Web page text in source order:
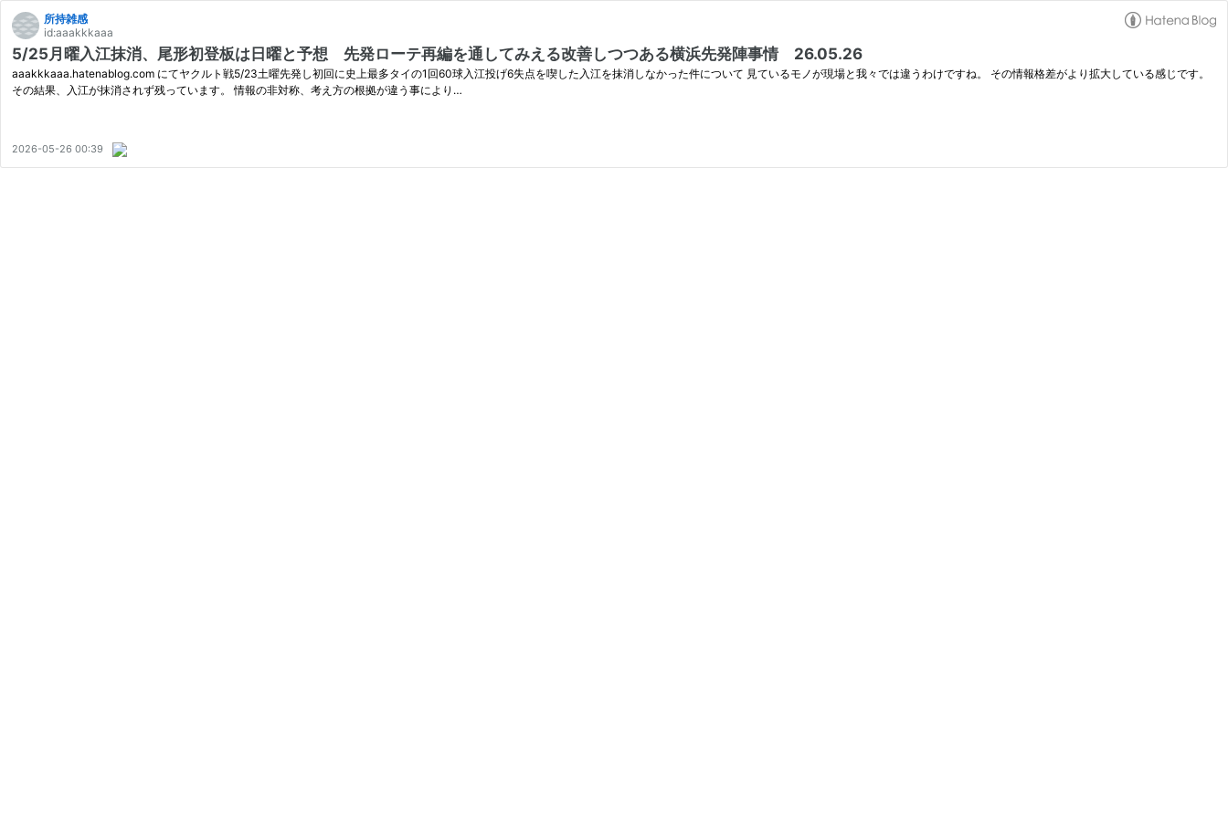
所持雑感
id:aaakkkaaa
5/25月曜入江抹消、尾形初登板は日曜と予想 先発ローテ再編を通してみえる改善しつつある横浜先発陣事情 26.05.26
aaakkkaaa.hatenablog.com にてヤクルト戦5/23土曜先発し初回に史上最多タイの1回60球入江投げ6失点を喫した入江を抹消しなかった件について 見ているモノが現場と我々では違うわけですね。 その情報格差がより拡大している感じです。
その結果、入江が抹消されず残っています。 情報の非対称、考え方の根拠が違う事により…
2026-05-26 00:39